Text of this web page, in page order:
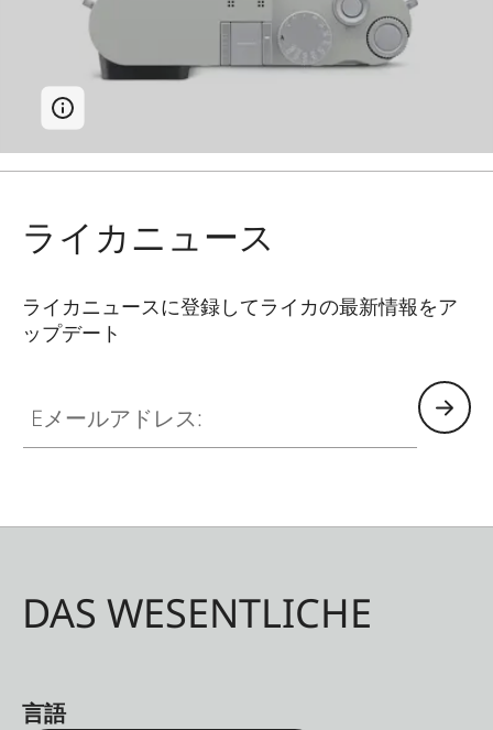
ライカニュース
ライカニュースに登録してライカの最新情報をア
ップデート
DAS WESENTLICHE
言語